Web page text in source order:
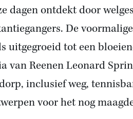
dagen ontdekt door
De voormalige
uitgegroeid tot een
van Reenen Leonard
inclusief weg,
voor het nog